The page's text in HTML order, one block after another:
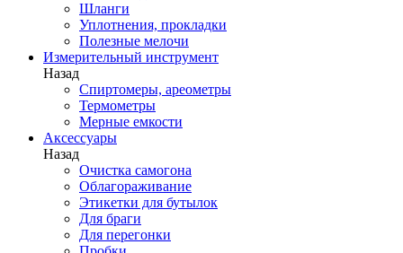
Шланги
Уплотнения, прокладки
Полезные мелочи
Измерительный инструмент
Назад
Спиртомеры, ареометры
Термометры
Мерные емкости
Аксессуары
Назад
Очистка самогона
Облагораживание
Этикетки для бутылок
Для браги
Для перегонки